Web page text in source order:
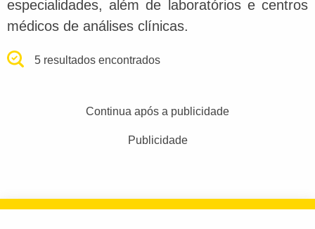
especialidades, além de laboratórios e centros
médicos de análises clínicas.
5 resultados encontrados
Continua após a publicidade
Publicidade